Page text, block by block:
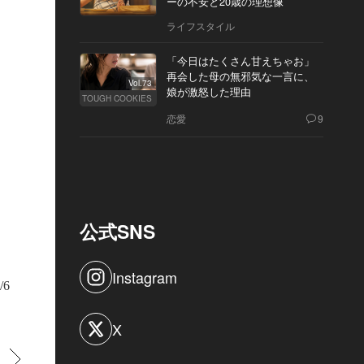
6
ライフスタイル
Vol.73
TOUGH COOKIES
「今日はたくさん甘えちゃお」
再会した母の無邪気な一言に、
娘が激怒した理由
恋愛 9
公式SNS
Instagram
X